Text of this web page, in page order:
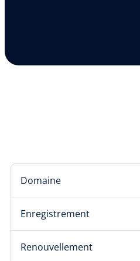
Domaine
Enregistrement
Renouvellement